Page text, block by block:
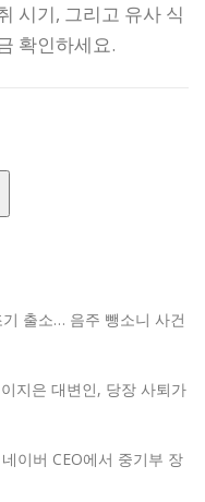
시기, 그리고 유사 식
확인하세요.
출소… 음주 뺑소니 사건
지은 대변인, 당장 사퇴가
이버 CEO에서 중기부 장